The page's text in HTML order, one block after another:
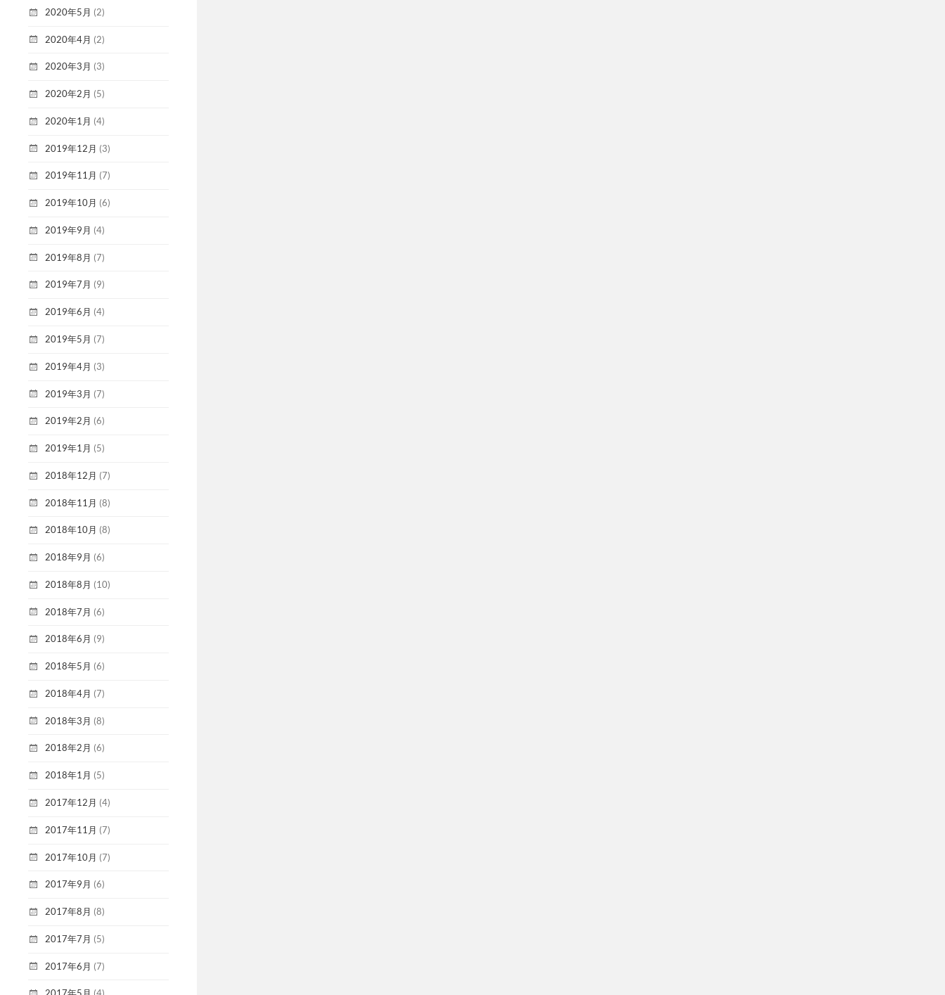
2020年5月 (2)
2020年4月 (2)
2020年3月 (3)
2020年2月 (5)
2020年1月 (4)
2019年12月 (3)
2019年11月 (7)
2019年10月 (6)
2019年9月 (4)
2019年8月 (7)
2019年7月 (9)
2019年6月 (4)
2019年5月 (7)
2019年4月 (3)
2019年3月 (7)
2019年2月 (6)
2019年1月 (5)
2018年12月 (7)
2018年11月 (8)
2018年10月 (8)
2018年9月 (6)
2018年8月 (10)
2018年7月 (6)
2018年6月 (9)
2018年5月 (6)
2018年4月 (7)
2018年3月 (8)
2018年2月 (6)
2018年1月 (5)
2017年12月 (4)
2017年11月 (7)
2017年10月 (7)
2017年9月 (6)
2017年8月 (8)
2017年7月 (5)
2017年6月 (7)